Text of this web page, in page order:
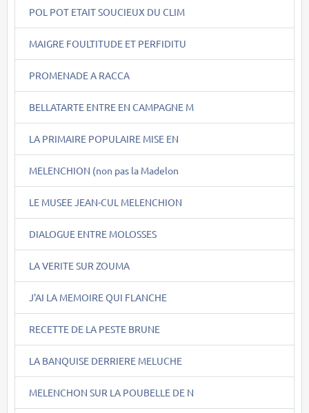
POL POT ETAIT SOUCIEUX DU CLIM
MAIGRE FOULTITUDE ET PERFIDITU
PROMENADE A RACCA
BELLATARTE ENTRE EN CAMPAGNE M
LA PRIMAIRE POPULAIRE MISE EN
MELENCHION (non pas la Madelon
LE MUSEE JEAN-CUL MELENCHION
DIALOGUE ENTRE MOLOSSES
LA VERITE SUR ZOUMA
J'AI LA MEMOIRE QUI FLANCHE
RECETTE DE LA PESTE BRUNE
LA BANQUISE DERRIERE MELUCHE
MELENCHON SUR LA POUBELLE DE N